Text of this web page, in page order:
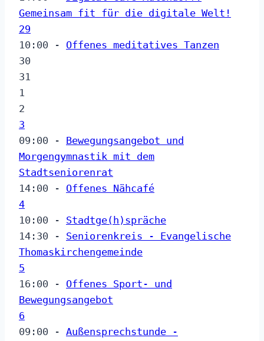
Gemeinsam fit für die digitale Welt!
29
10:00 - Offenes meditatives Tanzen
30
31
1
2
3
09:00 - Bewegungsangebot und
Morgengymnastik mit dem
Stadtseniorenrat
14:00 - Offenes Nähcafé
4
10:00 - Stadtge(h)spräche
14:30 - Seniorenkreis - Evangelische
Thomaskirchengemeinde
5
16:00 - Offenes Sport- und
Bewegungsangebot
6
09:00 - Außensprechstunde -